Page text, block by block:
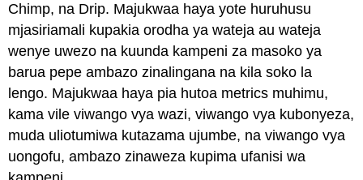
Chimp, na Drip. Majukwaa haya yote huruhusu
mjasiriamali kupakia orodha ya wateja au wateja
wenye uwezo na kuunda kampeni za masoko ya
barua pepe ambazo zinalingana na kila soko la
lengo. Majukwaa haya pia hutoa metrics muhimu,
kama vile viwango vya wazi, viwango vya kubonyeza,
muda uliotumiwa kutazama ujumbe, na viwango vya
uongofu, ambazo zinaweza kupima ufanisi wa